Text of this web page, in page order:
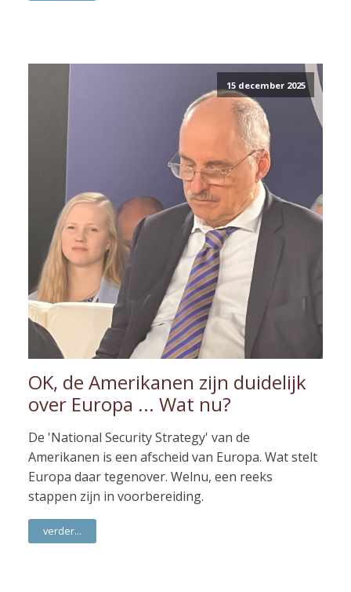
15 december 2025
OK, de Amerikanen zijn duidelijk
over Europa ... Wat nu?
De 'National Security Strategy' van de
Amerikanen is een afscheid van Europa. Wat stelt
Europa daar tegenover. Welnu, een reeks
stappen zijn in voorbereiding.
verder...